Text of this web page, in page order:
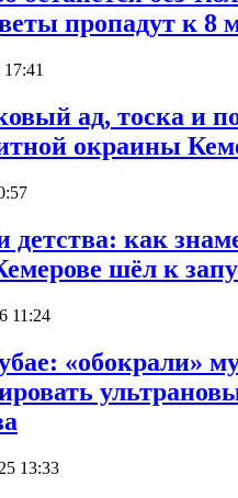
пропадут к 8
ад, тоска и
окраины
детства: как
шёл к
11:24
«обокрали»
13:33